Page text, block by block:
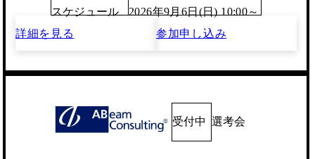
スケジュール
2026年9月6日(日) 10:00～
詳細を見る
参加申し込み
受付中 選考会